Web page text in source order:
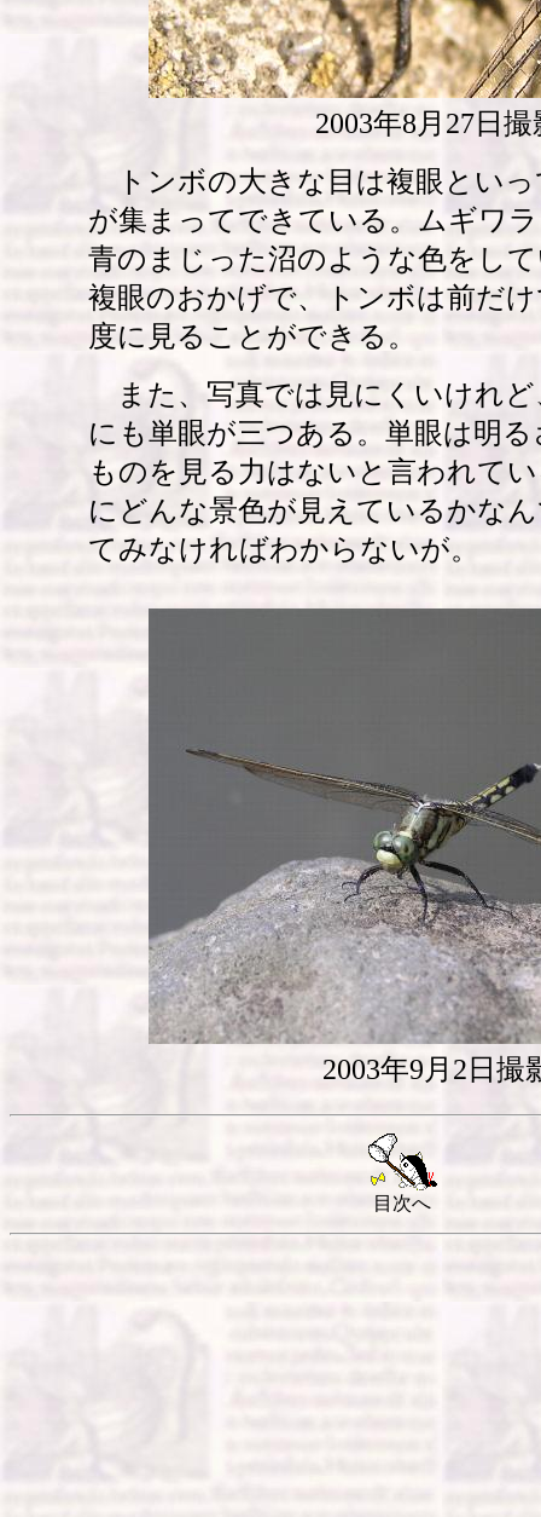
2003年8月27日撮
トンボの大きな目は複眼といっ
が集まってできている。ムギワ
青のまじった沼のような色をし
複眼のおかげで、トンボは前だ
度に見ることができる。
また、写真では見にくいけれど
にも単眼が三つある。単眼は明
ものを見る力はないと言われて
にどんな景色が見えているかな
てみなければわからないが。
2003年9月2日撮
目次へ